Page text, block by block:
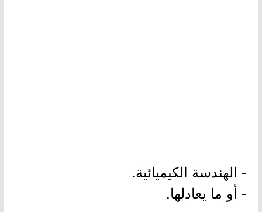
- الهندسة الكيميائية.
- أو ما يعادلها.